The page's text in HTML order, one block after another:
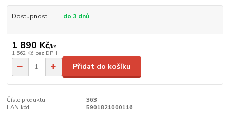
Dostupnost do 3 dnů
1 890 Kč/ks
1 562 Kč bez DPH
Přidat do košíku
Číslo produktu:
363
EAN kód:
5901821000116